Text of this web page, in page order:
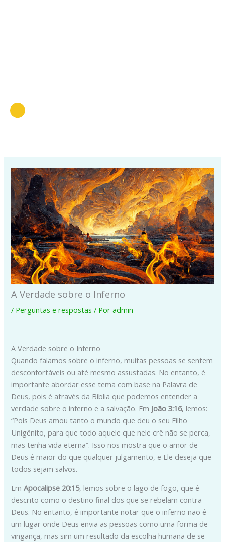
A Verdade sobre o Inferno
/ Perguntas e respostas / Poradmin
A Verdade sobre o Inferno
Quando falamos sobre o inferno, muitas pessoas se sentem
desconfortáveis ou até mesmo assustadas. No entanto, é
importante abordar esse tema com base na Palavra de
Deus, pois é através da Bíblia que podemos entender a
verdade sobre o inferno e a salvação. Em João 3:16, lemos:
“Pois Deus amou tanto o mundo que deu o seu Filho
Unigênito, para que todo aquele que nele crê não se perca,
mas tenha vida eterna”. Isso nos mostra que o amor de
Deus é maior do que qualquer julgamento, e Ele deseja que
todos sejam salvos.
EmApocalipse 20:15, lemos sobre o lago de fogo, que é
descrito como o destino final dos que se rebelam contra
Deus. No entanto, é importante notar que o inferno não é
um lugar onde Deus envia as pessoas como uma forma de
vingança, mas sim um resultado da escolha humana de se